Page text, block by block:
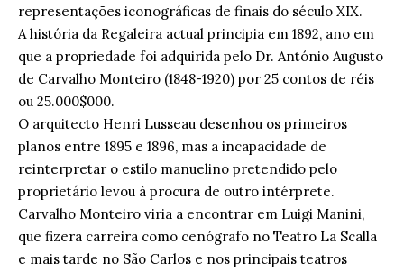
representações iconográficas de finais do século XIX.
A história da Regaleira actual principia em 1892, ano em
que a propriedade foi adquirida pelo Dr. António Augusto
de Carvalho Monteiro (1848-1920) por 25 contos de réis
ou 25.000$000.
O arquitecto Henri Lusseau desenhou os primeiros
planos entre 1895 e 1896, mas a incapacidade de
reinterpretar o estilo manuelino pretendido pelo
proprietário levou à procura de outro intérprete.
Carvalho Monteiro viria a encontrar em Luigi Manini,
que fizera carreira como cenógrafo no Teatro La Scalla
e mais tarde no São Carlos e nos principais teatros